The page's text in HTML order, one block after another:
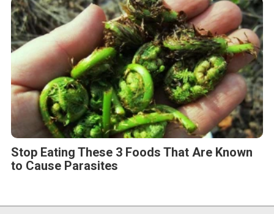
Stop Eating These 3 Foods That Are Known
to Cause Parasites